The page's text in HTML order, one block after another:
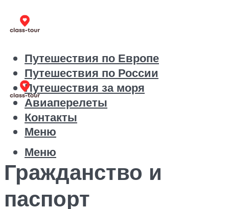
Путешествия по Европе
Путешествия по России
Путешествия за моря
Авиаперелеты
Контакты
Меню
Меню
Гражданство и
паспорт